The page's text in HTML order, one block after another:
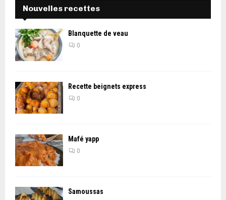
Nouvelles recettes
Blanquette de veau
0
Recette beignets express
0
Mafé yapp
0
Samoussas